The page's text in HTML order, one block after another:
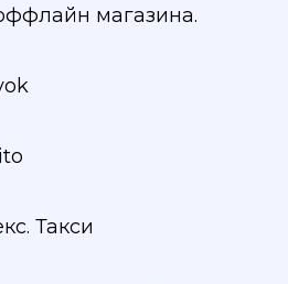
магазина.
Такси